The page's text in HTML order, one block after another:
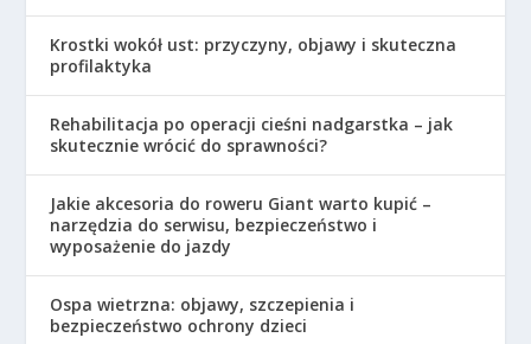
Krostki wokół ust: przyczyny, objawy i skuteczna
profilaktyka
Rehabilitacja po operacji cieśni nadgarstka – jak
skutecznie wrócić do sprawności?
Jakie akcesoria do roweru Giant warto kupić –
narzędzia do serwisu, bezpieczeństwo i
wyposażenie do jazdy
Ospa wietrzna: objawy, szczepienia i
bezpieczeństwo ochrony dzieci